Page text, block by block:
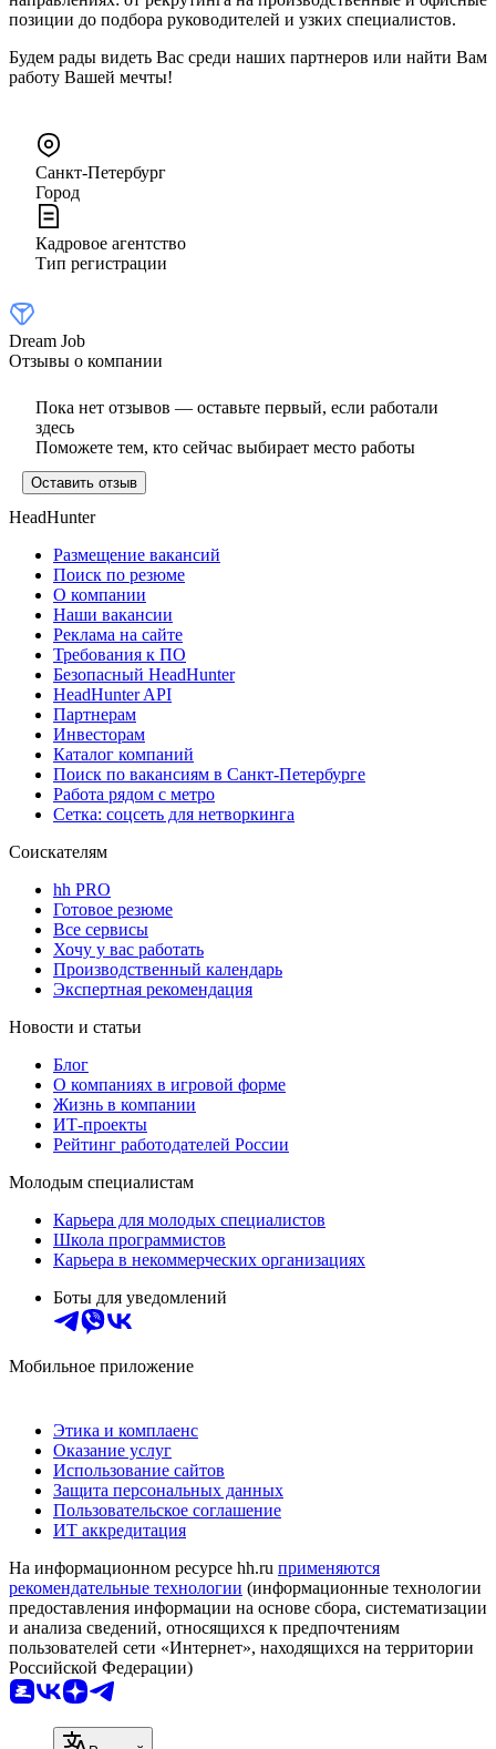
позиции до подбора руководителей и узких специалистов.
Будем рады видеть Вас среди наших партнеров или найти Вам
работу Вашей мечты!
Санкт-Петербург
Город
Кадровое агентство
Тип регистрации
Dream Job
Отзывы о компании
Пока нет отзывов — оставьте первый, если работали
здесь
Поможете тем, кто сейчас выбирает место работы
Оставить отзыв
HeadHunter
Размещение вакансий
Поиск по резюме
О компании
Наши вакансии
Реклама на сайте
Требования к ПО
Безопасный HeadHunter
HeadHunter API
Партнерам
Инвесторам
Каталог компаний
Поиск по вакансиям в Санкт-Петербурге
Работа рядом с метро
Сетка: соцсеть для нетворкинга
Соискателям
hh PRO
Готовое резюме
Все сервисы
Хочу у вас работать
Производственный календарь
Экспертная рекомендация
Новости и статьи
Блог
О компаниях в игровой форме
Жизнь в компании
ИТ-проекты
Рейтинг работодателей России
Молодым специалистам
Карьера для молодых специалистов
Школа программистов
Карьера в некоммерческих организациях
Боты для уведомлений
Мобильное приложение
Этика и комплаенс
Оказание услуг
Использование сайтов
Защита персональных данных
Пользовательское соглашение
ИТ аккредитация
На информационном ресурсе hh.ru применяются
рекомендательные технологии (информационные технологии
предоставления информации на основе сбора, систематизации
и анализа сведений, относящихся к предпочтениям
пользователей сети «Интернет», находящихся на территории
Российской Федерации)